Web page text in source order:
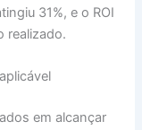
31%, e o ROI
realizado.
em alcançar